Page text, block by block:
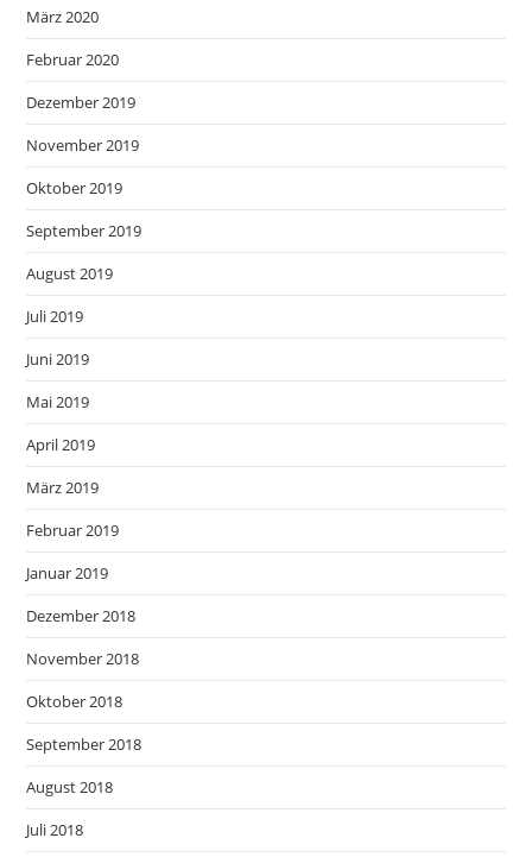
März 2020
Februar 2020
Dezember 2019
November 2019
Oktober 2019
September 2019
August 2019
Juli 2019
Juni 2019
Mai 2019
April 2019
März 2019
Februar 2019
Januar 2019
Dezember 2018
November 2018
Oktober 2018
September 2018
August 2018
Juli 2018